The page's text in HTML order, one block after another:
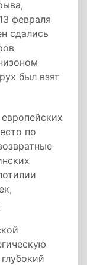
февраля
сдались
был взят
по